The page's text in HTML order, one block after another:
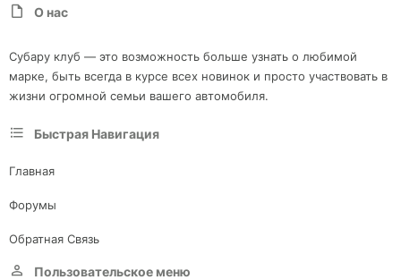
О нас
Субару клуб — это возможность больше узнать о любимой
марке, быть всегда в курсе всех новинок и просто участвовать в
жизни огромной семьи вашего автомобиля.
Быстрая Навигация
Главная
Форумы
Обратная Связь
Пользовательское меню